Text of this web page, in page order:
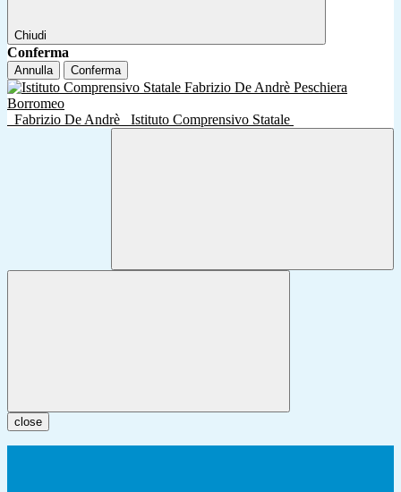
Chiudi
Conferma
Annulla Conferma
Fabrizio De Andrè Istituto Comprensivo Statale
close